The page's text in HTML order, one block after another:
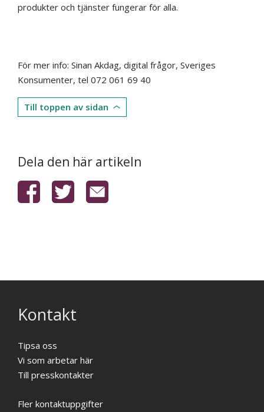
produkter och tjänster fungerar för alla.
För mer info: Sinan Akdag, digital frågor, Sveriges
Konsumenter, tel 072 061 69 40
Till toppen av sidan
Dela den här artikeln
Kontakt
Tipsa oss
Vi som arbetar här
Till presskontakter
Fler kontaktuppgifter